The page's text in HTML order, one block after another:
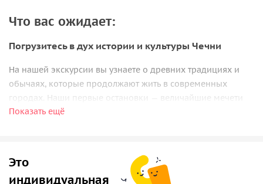
Что вас ожидает:
Погрузитесь в дух истории и культуры Чечни
На нашей экскурсии вы узнаете о древних традициях и
обычаях, которые продолжают жить в современных
городах. Наши первые остановки — величайшие мечети
Грозного, где вы сможете почувствовать мощь этого
Затем мы отправимся на прогулку по красивому парку,
Показать ещё
Это
индивидуальная